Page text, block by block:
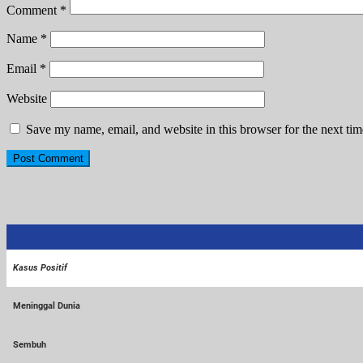
Comment *
Name *
Email *
Website
Save my name, email, and website in this browser for the next